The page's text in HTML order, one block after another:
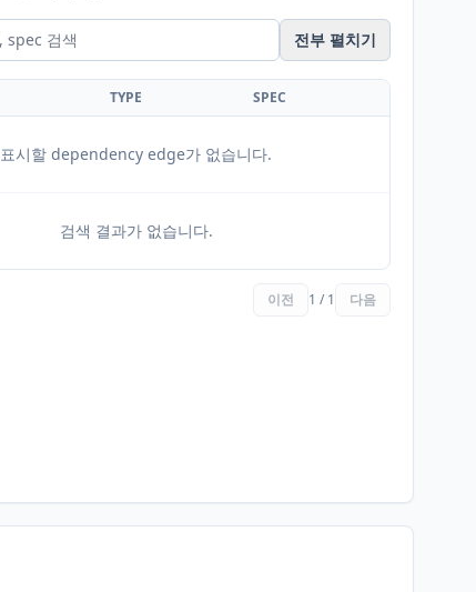
전부 펼치기
TYPE SPEC
표시할 dependency edge가 없습니다.
검색 결과가 없습니다.
이전 1 / 1 다음